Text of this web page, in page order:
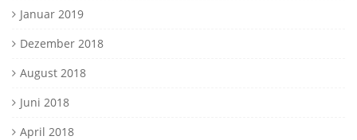
Januar 2019
Dezember 2018
August 2018
Juni 2018
April 2018